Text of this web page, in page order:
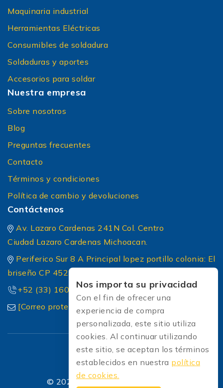
Maquinaria industrial
Herramientas Eléctricas
Consumibles de soldadura
Soldaduras y aportes
Accesorios para soldar
Nuestra empresa
Sobre nosotros
Blog
Preguntas frecuentes
Contacto
Términos y condiciones
Política de cambio y devoluciones
Contáctenos
Av. Lazaro Cardenas 241N Col. Centro
Ciudad Lazaro Cardenas Michoacan.
Periferico Sur 8 A Principal lopez portillo colonia: El
briseño CP 45236 Zapopan Jalisco
+52 (33) 1604 5032
[Correo protected]
© 2026 Soldadoras Soldaexpress
Nos importa su privacidad
Con el fin de ofrecer una
experiencia de compra
personalizada, este sitio utiliza
cookies. Al continuar utilizando
este sitio, se aceptan los términos
establecidos en nuestra política
de cookies.